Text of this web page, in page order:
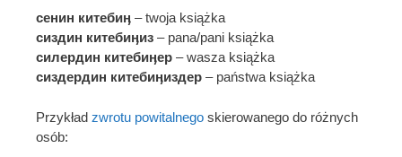
сенин китебиӊ – twoja książka
сиздин китебиӊиз – pana/pani książka
силердин китебиӊер – wasza książka
сиздердин китебиӊиздер – państwa książka
Przykład zwrotu powitalnego skierowanego do różnych
osób: